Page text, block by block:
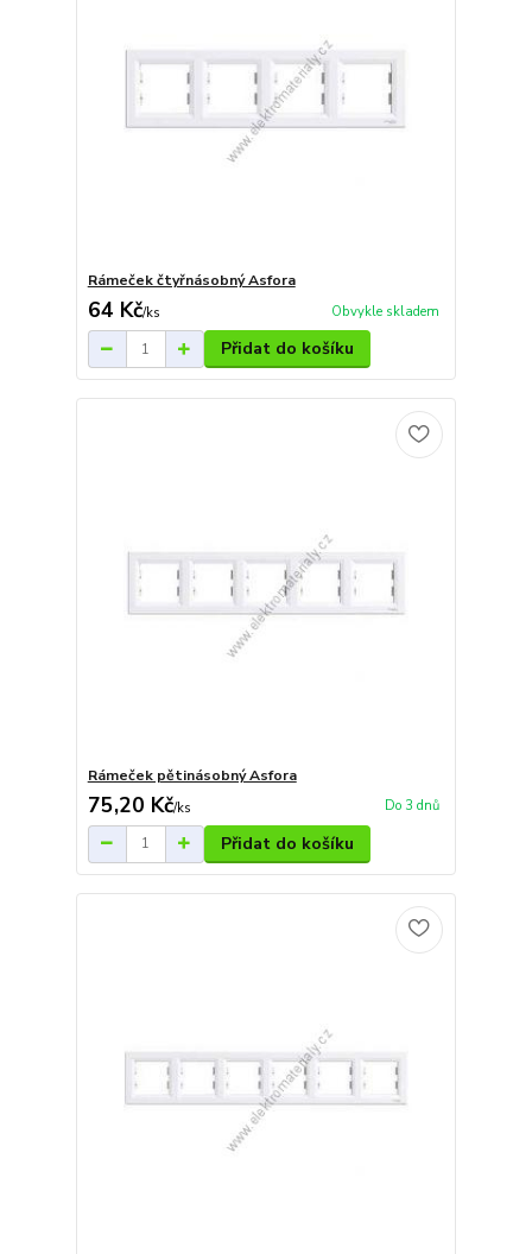
Rámeček čtyřnásobný Asfora
64 Kč/ks Obvykle skladem
Přidat do košíku
Rámeček pětinásobný Asfora
75,20 Kč/ks Do 3 dnů
Přidat do košíku